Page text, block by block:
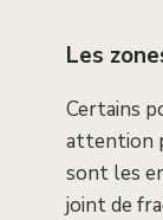
Les
Certains
attention
sont les
joint de